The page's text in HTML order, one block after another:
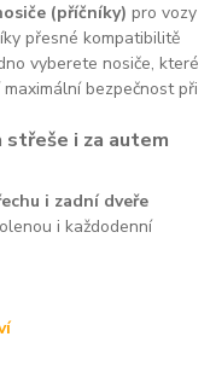
(příčníky) pro vozy
přesné kompatibilitě
vyberete nosiče, které
bezpečnost při
i za autem
i zadní dveře
i každodenní